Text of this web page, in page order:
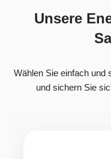
Unsere
Wählen Sie einfach und
und sichern Sie